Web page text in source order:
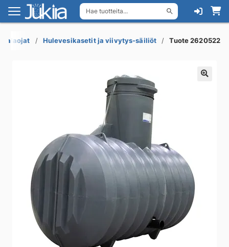
Hae tuotteita...
Siirry
navigointiin
Siirry
sisältöön
salaojat Hulevesikasetit ja viivytys-säiliöt Tuote 2620522